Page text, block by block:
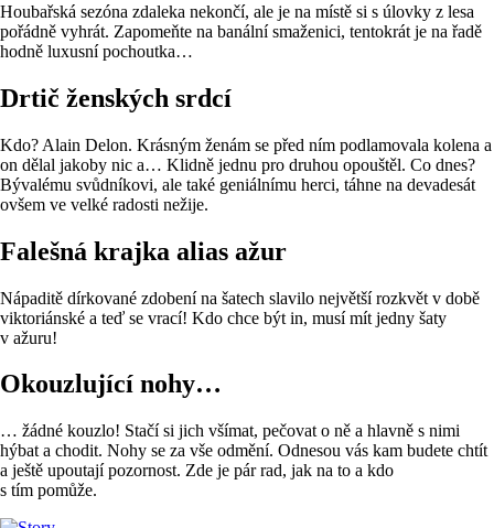
Houbařská sezóna zdaleka nekončí, ale je na místě si s úlovky z lesa
pořádně vyhrát. Zapomeňte na banální smaženici, tentokrát je na řadě
hodně luxusní pochoutka…
Drtič ženských srdcí
Kdo? Alain Delon. Krásným ženám se před ním podlamovala kolena a
on dělal jakoby nic a… Klidně jednu pro druhou opouštěl. Co dnes?
Bývalému svůdníkovi, ale také geniálnímu herci, táhne na devadesát
ovšem ve velké radosti nežije.
Falešná krajka alias ažur
Nápaditě dírkované zdobení na šatech slavilo největší rozkvět v době
viktoriánské a teď se vrací! Kdo chce být in, musí mít jedny šaty
v ažuru!
Okouzlující nohy…
… žádné kouzlo! Stačí si jich všímat, pečovat o ně a hlavně s nimi
hýbat a chodit. Nohy se za vše odmění. Odnesou vás kam budete chtít
a ještě upoutají pozornost. Zde je pár rad, jak na to a kdo
s tím pomůže.